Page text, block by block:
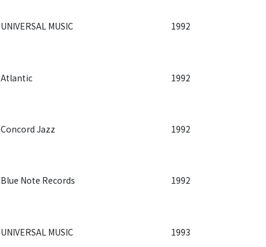
UNIVERSAL MUSIC 1992
Atlantic 1992
Concord Jazz 1992
Blue Note Records 1992
UNIVERSAL MUSIC 1993